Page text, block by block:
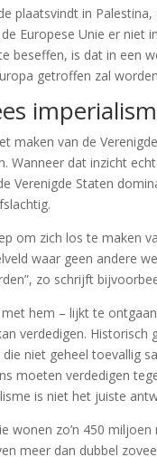
plaatsvindt in
Europese Unie er niet
beseffen, is dat in een
getroffen zal
maken van de
Wanneer dat inzicht
Verenigde Staten
om zich los te maken
waar geen andere
zo schrijft
hem – lijkt te
verdedigen. Historisch
niet geheel toevallig
moeten verdedigen
is niet het juiste
wonen zo’n 450
meer dan dubbel